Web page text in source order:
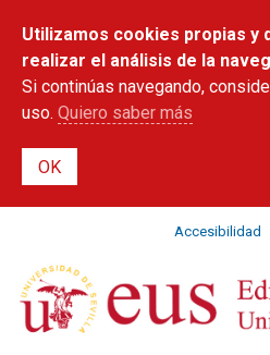
contenido
principal
Utilizamos cookies propias y
realizar el análisis de la
Si continúas navegando,
uso. Quiero saber más
Accesibilidad